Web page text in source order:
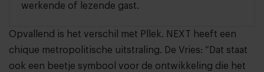
werkende of lezende gast.
Opvallend is het verschil met Pllek. NEXT heeft een
chique metropolitische uitstraling. De Vries: “Dat staat
ook een beetje symbool voor de ontwikkeling die het